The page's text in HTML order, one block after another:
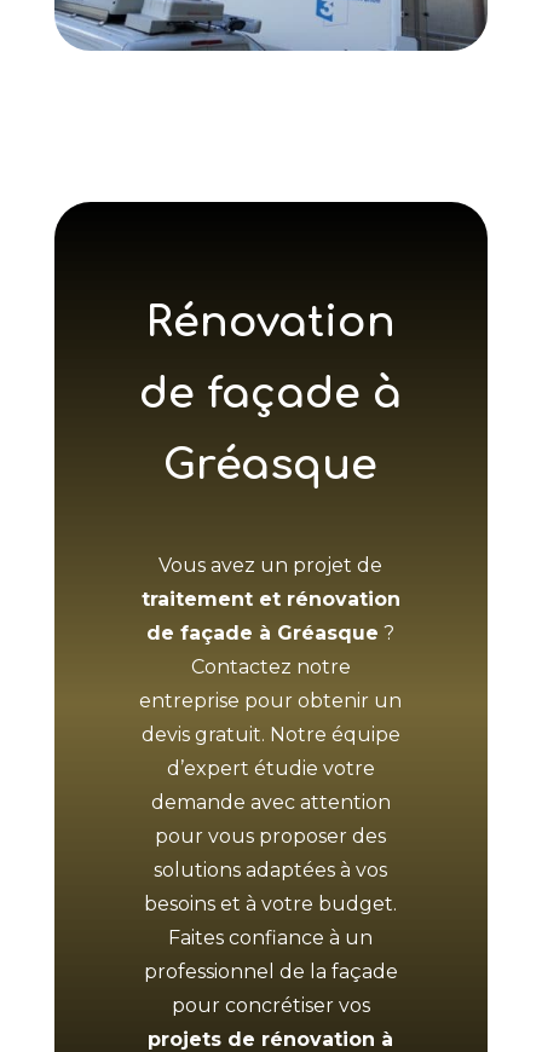
Rénovation
de façade à
Gréasque
Vous avez un projet de
traitement et rénovation
de façade à Gréasque ?
Contactez notre
entreprise pour obtenir un
devis gratuit. Notre équipe
d’expert étudie votre
demande avec attention
pour vous proposer des
solutions adaptées à vos
besoins et à votre budget.
Faites confiance à un
professionnel de la façade
pour concrétiser vos
projets de rénovation à